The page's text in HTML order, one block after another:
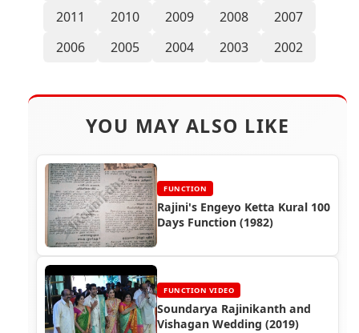
2011
2010 2009 2008
2007
2006
2005 2004 2003 2002
YOU MAY ALSO LIKE
FUNCTION
Rajini's Engeyo Ketta Kural 100
Days Function (1982)
FUNCTION VIDEO
Soundarya Rajinikanth and
Vishagan Wedding (2019)